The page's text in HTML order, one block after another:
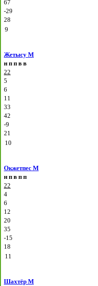
67
-29
28
9
Жетысу М
н п п в в
22
5
6
11
33
42
-9
21
10
Окжетпес М
н п в п п
22
4
6
12
20
35
-15
18
11
Шахтёр М